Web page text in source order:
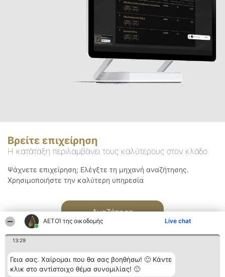
ΑΕΤΟΊ της οικοδομής Live chat
13:29
Γεια σας. Χαίρομαι που θα σας βοηθήσω! 🙂 Κάντε
κλικ στο αντίστοιχο θέμα συνομιλίας! 🙂
Βρείτε επιχείρηση
Η κατάταξη περιλαμβάνει τους καλύτερους στον κλάδο
Ψάχνετε επιχείρηση; Ελέγξτε τη μηχανή αναζήτησης.
Χρησιμοποιήστε την καλύτερη υπηρεσία
Αναζήτηση